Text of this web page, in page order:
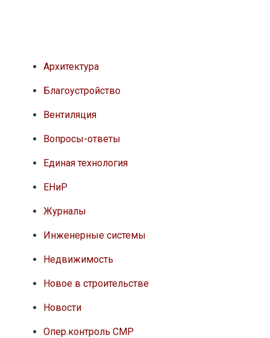
Архитектура
Благоустройство
Вентиляция
Вопросы-ответы
Единая технология
ЕНиР
Журналы
Инженерные системы
Недвижимость
Новое в строительстве
Новости
Опер.контроль СМР